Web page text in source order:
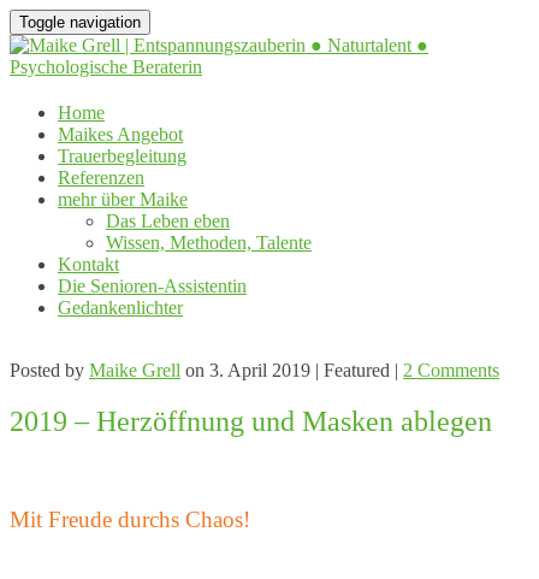
Toggle navigation
Home
Maikes Angebot
Trauerbegleitung
Referenzen
mehr über Maike
Das Leben eben
Wissen, Methoden, Talente
Kontakt
Die Senioren-Assistentin
Gedankenlichter
Posted by Maike Grell on 3. April 2019 | Featured | 2 Comments
2019 – Herzöffnung und Masken ablegen
Mit Freude durchs Chaos!